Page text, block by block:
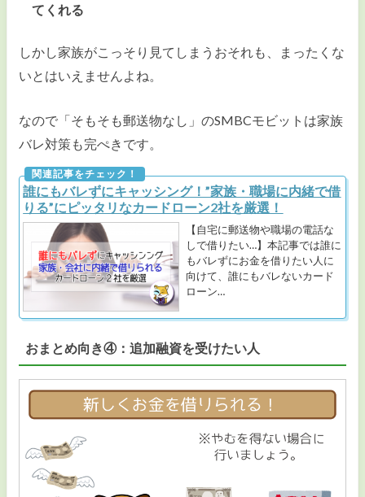
てくれる
しかし家族がこっそり見てしまうおそれも、まったくな
いとはいえませんよね。
なので「そもそも郵送物なし」のSMBCモビットは家族
バレ対策も完ぺきです。
誰にもバレずにキャッシング！”家族・職場に内緒で借
りる”にピッタリなカードローン2社を厳選！
【自宅に郵送物や職場の電話な
しで借りたい…】本記事では誰に
もバレずにお金を借りたい人に
向けて、誰にもバレないカード
ローン…
おまとめ向き④：追加融資を受けたい人